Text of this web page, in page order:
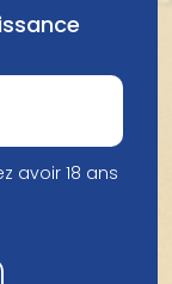
alcool
Project
avoir 18 ans